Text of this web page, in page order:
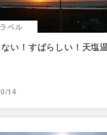
ベル
い！すばらしい！天塩
14